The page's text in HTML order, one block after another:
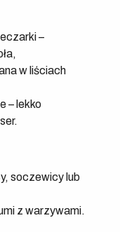
–
w liściach
– lekko
soczewicy lub
z warzywami.